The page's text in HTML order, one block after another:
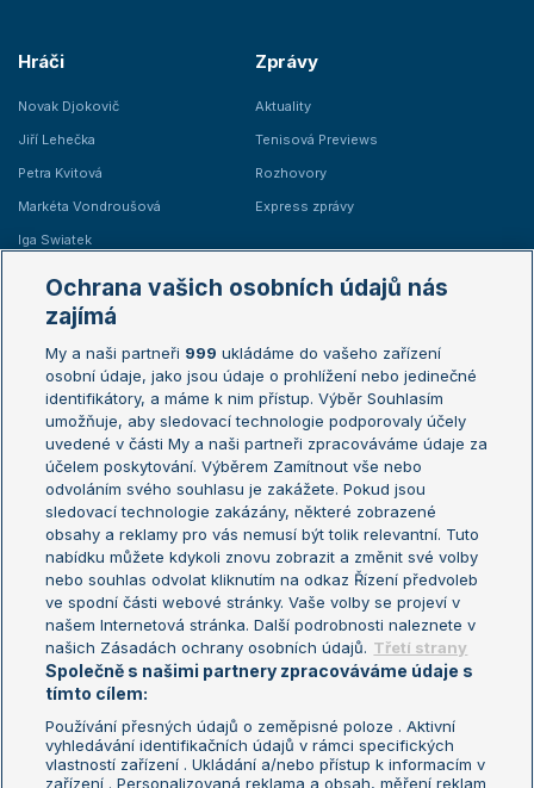
Hráči
Novak Djokovič
Jiří Lehečka
Petra Kvitová
Markéta Vondroušová
Iga Swiatek
Zprávy
Aktuality
Tenisová Previews
Rozhovory
Express zprávy
Žebříčky
Žebříček ATP (muži)
Žebříček WTA (ženy)
Sázkařský žebříček
Australian Open
French Open
Wimbledon
US Open
Turnaj mistrů
Turnaj mistryň
Aktualní trendy
Fotbalové přestupy
Livesport Daily
LS Prague Open
Podmínky užití
Nastavení soukromí
Ochrana vašich osobních údajů nás
zajímá
My a naši partneři 999 ukládáme do vašeho zařízení
osobní údaje, jako jsou údaje o prohlížení nebo jedinečné
identifikátory, a máme k nim přístup. Výběr Souhlasím
umožňuje, aby sledovací technologie podporovaly účely
uvedené v části My a naši partneři zpracováváme údaje za
účelem poskytování. Výběrem Zamítnout vše nebo
odvoláním svého souhlasu je zakážete. Pokud jsou
sledovací technologie zakázány, některé zobrazené
obsahy a reklamy pro vás nemusí být tolik relevantní. Tuto
nabídku můžete kdykoli znovu zobrazit a změnit své volby
nebo souhlas odvolat kliknutím na odkaz Řízení předvoleb
ve spodní části webové stránky. Vaše volby se projeví v
našem Internetová stránka. Další podrobnosti naleznete v
našich Zásadách ochrany osobních údajů. Třetí strany
Společně s našimi partnery zpracováváme údaje s
tímto cílem:
Používání přesných údajů o zeměpisné poloze . Aktivní
vyhledávání identifikačních údajů v rámci specifických
vlastností zařízení . Ukládání a/nebo přístup k informacím v
zařízení . Personalizovaná reklama a obsah, měření reklam